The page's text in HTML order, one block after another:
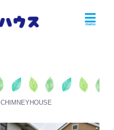
CHIMNEYHOUSE